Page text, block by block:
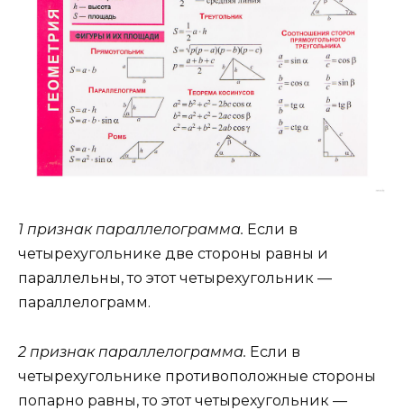
1 признак параллелограмма. Если в
четырехугольнике две стороны равны и
параллельны, то этот четырехугольник —
параллелограмм.
2 признак параллелограмма. Если в
четырехугольнике противоположные стороны
попарно равны, то этот четырехугольник —